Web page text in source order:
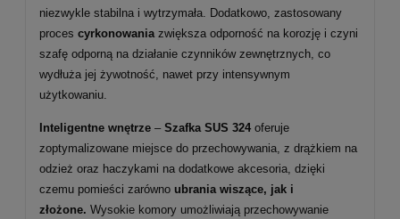
niezwykle stabilna i wytrzymała. Dodatkowo, zastosowany
proces cyrkonowania zwiększa odporność na korozję i czyni
szafę odporną na działanie czynników zewnętrznych, co
wydłuża jej żywotność, nawet przy intensywnym
użytkowaniu.
Inteligentne wnętrze – Szafka SUS 324 oferuje
zoptymalizowane miejsce do przechowywania, z drążkiem na
odzież oraz haczykami na dodatkowe akcesoria, dzięki
czemu pomieści zarówno ubrania wiszące, jak i
złożone. Wysokie komory umożliwiają przechowywanie